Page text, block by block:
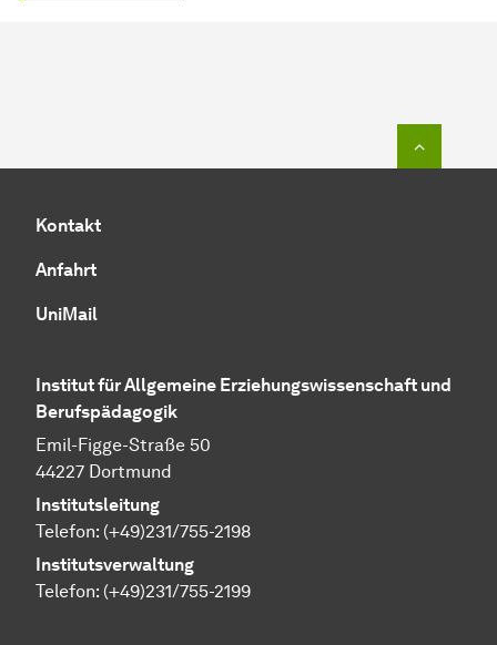
Kontakt
Anfahrt
UniMail
Institut für Allgemeine Erziehungswissenschaft und
Berufspädagogik
Emil-Figge-Straße 50
44227 Dortmund
Institutsleitung
Telefon: (+49)231/755-2198
Institutsverwaltung
Telefon: (+49)231/755-2199